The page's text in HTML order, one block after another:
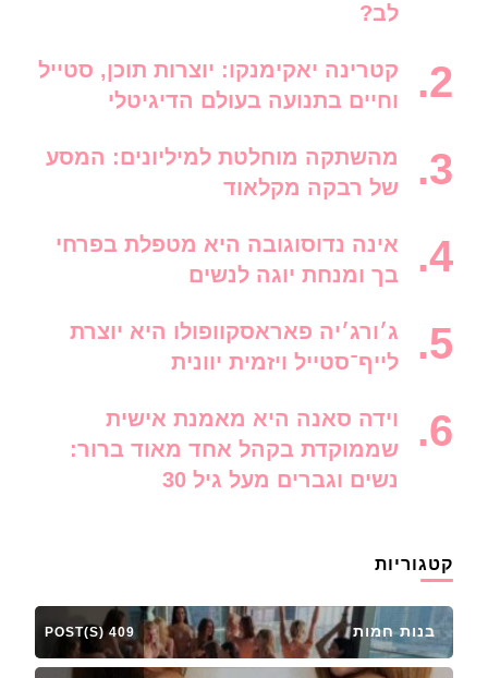
לב?
קטרינה יאקימנקו: יוצרות תוכן, סטייל
וחיים בתנועה בעולם הדיגיטלי
מהשתקה מוחלטת למיליונים: המסע
של רבקה מקלאוד
אינה נדוסוגובה היא מטפלת בפרחי
בך ומנחת יוגה לנשים
ג׳ורג׳יה פאראסקוופולו היא יוצרת
לייף־סטייל ויזמית יוונית
וידה סאנה היא מאמנת אישית
שממוקדת בקהל אחד מאוד ברור:
נשים וגברים מעל גיל 30
קטגוריות
בנות חמות 409 POST(S)